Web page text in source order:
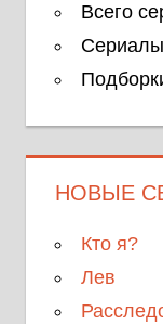
Всего
НОВЫЕ
Кто я?
Лев